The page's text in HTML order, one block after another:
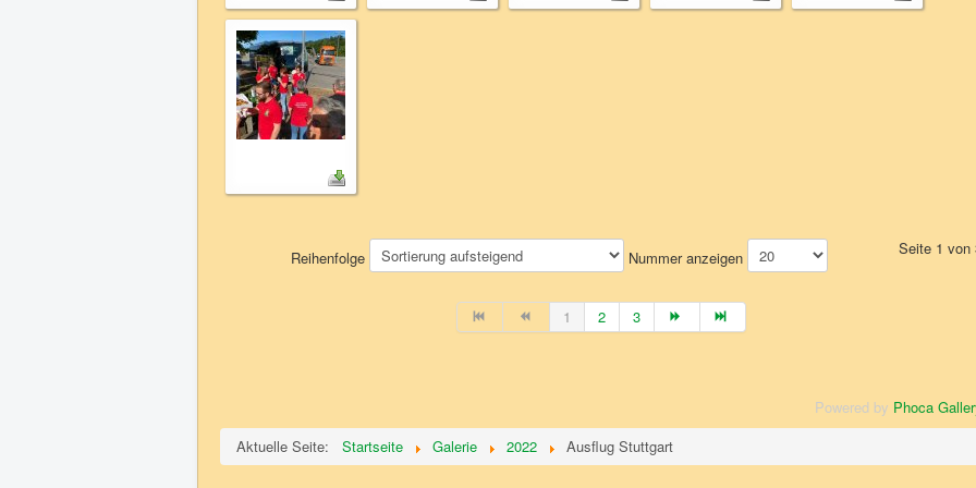
Reihenfolge Nummer anzeigen Seite 1 von
1 2 3
Powered by Phoca
Aktuelle Seite:
Startseite Galerie 2022 Ausflug Stuttgart